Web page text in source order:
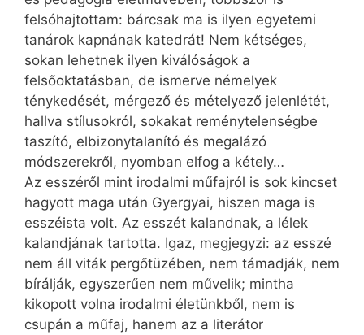
felsóhajtottam: bárcsak ma is ilyen egyetemi
tanárok kapnának katedrát! Nem kétséges,
sokan lehetnek ilyen kiválóságok a
felsőoktatásban, de ismerve némelyek
ténykedését, mérgező és mételyező jelenlétét,
hallva stílusokról, sokakat reménytelenségbe
taszító, elbizonytalanító és megalázó
módszerekről, nyomban elfog a kétely…
Az esszéről mint irodalmi műfajról is sok kincset
hagyott maga után Gyergyai, hiszen maga is
esszéista volt. Az esszét kalandnak, a lélek
kalandjának tartotta. Igaz, megjegyzi: az esszé
nem áll viták pergőtüzében, nem támadják, nem
bírálják, egyszerűen nem művelik; mintha
kikopott volna irodalmi életünkből, nem is
csupán a műfaj, hanem az a literátor